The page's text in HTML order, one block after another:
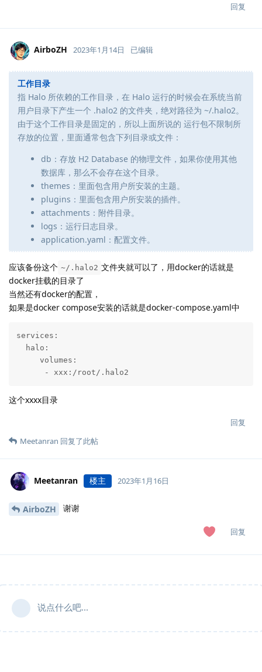
回复
AirboZH 2023年1月14日 已编辑
工作目录
指 Halo 所依赖的工作目录，在 Halo 运行的时候会在系统当前
用户目录下产生一个 .halo2 的文件夹，绝对路径为 ~/.halo2。
由于这个工作目录是固定的，所以上面所说的 运行包不限制所
存放的位置，里面通常包含下列目录或文件：
db：存放 H2 Database 的物理文件，如果你使用其他
数据库，那么不会存在这个目录。
themes：里面包含用户所安装的主题。
plugins：里面包含用户所安装的插件。
attachments：附件目录。
logs：运行日志目录。
application.yaml：配置文件。
应该备份这个 ~/.halo2 文件夹就可以了，用docker的话就是
docker挂载的目录了
当然还有docker的配置，
如果是docker compose安装的话就是docker-compose.yaml中
services:
  halo:
     volumes:
      - xxx:/root/.halo2
这个xxxx目录
回复
Meetanran 回复了此帖
Meetanran 楼主 2023年1月16日
AirboZH 谢谢
回复
说点什么吧...